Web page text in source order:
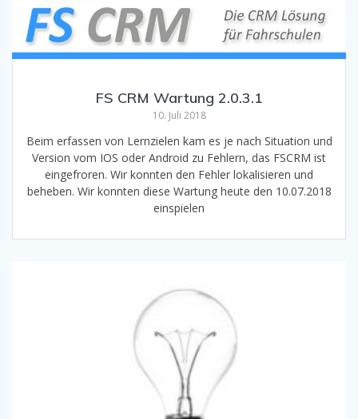
FS CRM Wartung 2.0.3.1
10. Juli 2018
Beim erfassen von Lernzielen kam es je nach Situation und
Version vom IOS oder Android zu Fehlern, das FSCRM ist
eingefroren. Wir konnten den Fehler lokalisieren und
beheben. Wir konnten diese Wartung heute den 10.07.2018
einspielen